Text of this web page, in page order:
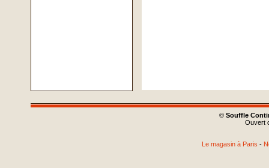
© Souffle
Ouvert
Le magasin à Paris -